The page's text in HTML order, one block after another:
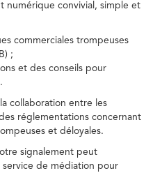
numérique convivial, simple et
commerciales trompeuses
;
et des conseils pour
collaboration entre les
réglementations concernant
et déloyales.
signalement peut
de médiation pour